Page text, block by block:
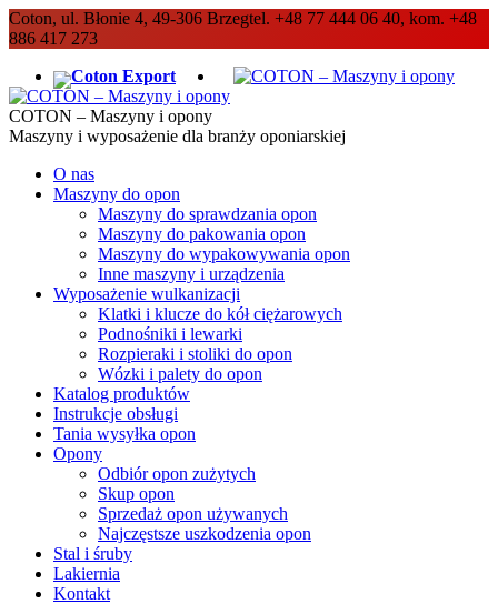
Coton, ul. Błonie 4, 49-306 Brzegtel. +48 77 444 06 40, kom. +48
886 417 273
Coton Export
COTON – Maszyny i opony
Maszyny i wyposażenie dla branży oponiarskiej
O nas
Maszyny do opon
Maszyny do sprawdzania opon
Maszyny do pakowania opon
Maszyny do wypakowywania opon
Inne maszyny i urządzenia
Wyposażenie wulkanizacji
Klatki i klucze do kół ciężarowych
Podnośniki i lewarki
Rozpieraki i stoliki do opon
Wózki i palety do opon
Katalog produktów
Instrukcje obsługi
Tania wysyłka opon
Opony
Odbiór opon zużytych
Skup opon
Sprzedaż opon używanych
Najczęstsze uszkodzenia opon
Stal i śruby
Lakiernia
Kontakt